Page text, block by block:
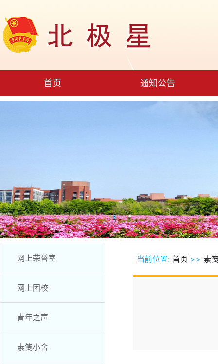
首页 通知公告
网上荣誉室
网上团校
青年之声
素笺小舍
当前位置: 首页 >> 素